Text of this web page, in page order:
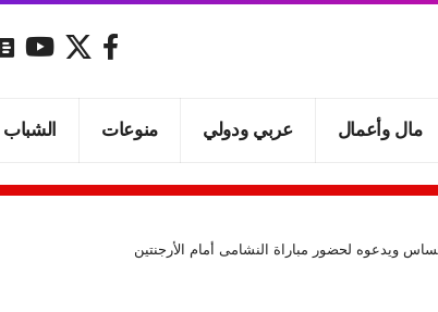
مال وأعمال عربي ودولي منوعات الشباب
ويدعوه لحضور مباراة النشامى أمام الأرجنتين